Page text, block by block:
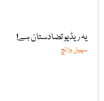
یہ ریڈیو تضادستان ہے!
سہیل وڑائچ